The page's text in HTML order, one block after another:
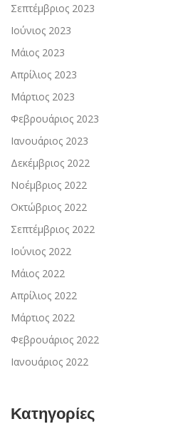
Σεπτέμβριος 2023
Ιούνιος 2023
Μάιος 2023
Απρίλιος 2023
Μάρτιος 2023
Φεβρουάριος 2023
Ιανουάριος 2023
Δεκέμβριος 2022
Νοέμβριος 2022
Οκτώβριος 2022
Σεπτέμβριος 2022
Ιούνιος 2022
Μάιος 2022
Απρίλιος 2022
Μάρτιος 2022
Φεβρουάριος 2022
Ιανουάριος 2022
Κατηγορίες